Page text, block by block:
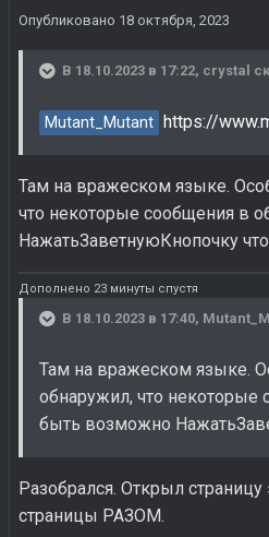
Опубликовано 18 октября, 2023
В 18.10.2023 в 17:22, crystal
Mutant_Mutant https://
Там на вражеском языке.
что некоторые сообщения в
НажатьЗаветнуюКнопочку
Дополнено 23 минуты спустя
В 18.10.2023 в 17:40,
Там на вражеском языке.
обнаружил, что некоторые
быть возможно
Разобрался. Открыл
страницы РАЗОМ.